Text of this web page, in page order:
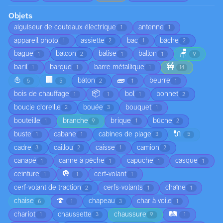
Objets
aiguiseur de couteaux électrique 1 antenne 1
appareil photo 1 assiette 2 bac 1 bâche 2
bague 1 balcon 2 balise 1 ballon 1 🪑 9
baril 1 barque 1 barre métallique 1 🚧 14
⛵ 5 🏢 5 bâton 2 🧱 1 beurre 1
bois de chauffage 1 📦 1 bol 1 bonnet 2
boucle d'oreille 2 bouée 3 bouquet 1
bouteille 1 branche 9 brique 1 bûche 2
buste 1 cabane 1 cabines de plage 3 🔌 5
cadre 3 caillou 2 caisse 1 camion 2
canapé 1 canne à pêche 1 capuche 1 casque 1
ceinture 1 🔘 1 cerf-volant 1
cerf-volant de traction 2 cerfs-volants 1 chaîne 1
chaise 6 🍄 1 chapeau 3 char à voile 1
chariot 1 chaussette 3 chaussure 9 🛤️ 1